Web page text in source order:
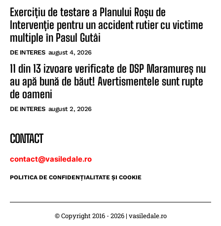
Exercițiu de testare a Planului Roșu de
Intervenție pentru un accident rutier cu victime
multiple în Pasul Gutâi
DE INTERES august 4, 2026
11 din 13 izvoare verificate de DSP Maramureș nu
au apă bună de băut! Avertismentele sunt rupte
de oameni
DE INTERES august 2, 2026
CONTACT
contact@vasiledale.ro
POLITICA DE CONFIDENŢIALITATE ŞI COOKIE
© Copyright 2016 - 2026 | vasiledale.ro